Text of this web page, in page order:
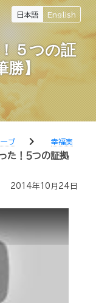
日本語 English
５つの証
】
プ chevron_right
幸福実
た！５つの証拠
2014年10月24日